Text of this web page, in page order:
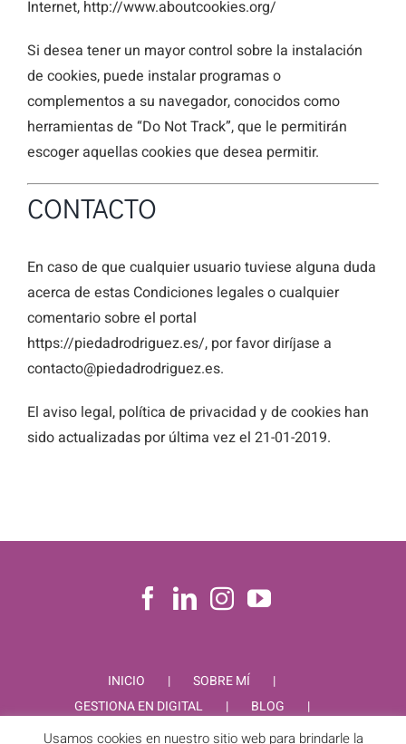
Internet, http://www.aboutcookies.org/
Si desea tener un mayor control sobre la instalación
de cookies, puede instalar programas o
complementos a su navegador, conocidos como
herramientas de “Do Not Track”, que le permitirán
escoger aquellas cookies que desea permitir.
CONTACTO
En caso de que cualquier usuario tuviese alguna duda
acerca de estas Condiciones legales o cualquier
comentario sobre el portal
https://piedadrodriguez.es/, por favor diríjase a
contacto@piedadrodriguez.es.
El aviso legal, política de privacidad y de cookies han
sido actualizadas por última vez el 21-01-2019.
INICIO
SOBRE MÍ
GESTIONA EN DIGITAL
BLOG
CONTACTO
Usamos cookies en nuestro sitio web para brindarle la